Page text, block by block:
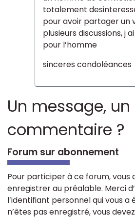
totalement
pour avoir partager un
plusieurs discussions, j
pour l’homme
sinceres condoléances
Un message, un
commentaire ?
Forum sur abonnement
Pour participer à ce forum, vous
enregistrer au préalable. Merci
l’identifiant personnel qui vous a
n’êtes pas enregistré, vous